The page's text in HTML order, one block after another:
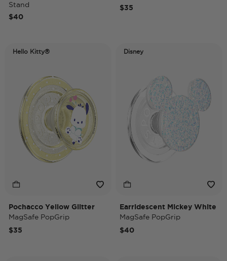
Stand
$40
$35
Hello Kitty®
Pochacco Yellow Glitter
MagSafe PopGrip
$35
Disney
Earridescent Mickey White
MagSafe PopGrip
$40